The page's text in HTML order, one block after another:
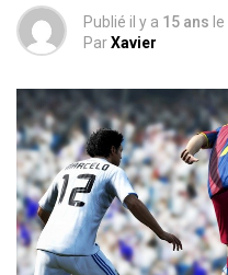
Publié il y a 15 ans le
ParXavier